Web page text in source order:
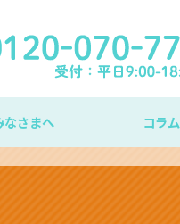
なさまへ コラム